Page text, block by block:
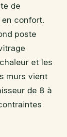
de
confort.
poste
et les
murs vient
de 8 à